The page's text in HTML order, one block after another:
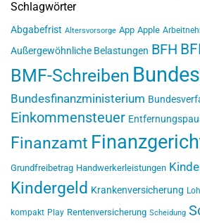
Schlagwörter
Abgabefrist Altersvorsorge App Apple
Außergewöhnliche Belastungen BFH
BMF-Schreiben
Bundesfinanzministerium
Einkommensteuer
Finanzamt
Grundfreibetrag Handwerkerleistungen
Kindergeld Krankenversicherung
kompakt Play Rentenversicherung Scheidung